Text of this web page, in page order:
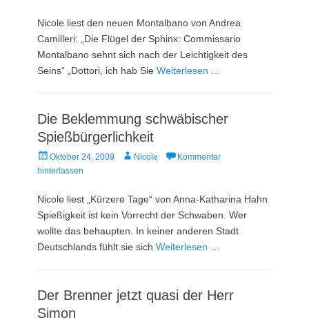
Nicole liest den neuen Montalbano von Andrea
Camilleri: „Die Flügel der Sphinx: Commissario
Montalbano sehnt sich nach der Leichtigkeit des
Seins“ „Dottori, ich hab Sie Weiterlesen …
Die Beklemmung schwäbischer
Spießbürgerlichkeit
Veröffentlicht
am
Oktober 24, 2009 AutorNicole
Kommentar
hinterlassen
Nicole liest „Kürzere Tage“ von Anna-Katharina Hahn
Spießigkeit ist kein Vorrecht der Schwaben. Wer
wollte das behaupten. In keiner anderen Stadt
Deutschlands fühlt sie sich Weiterlesen …
Der Brenner jetzt quasi der Herr
Simon